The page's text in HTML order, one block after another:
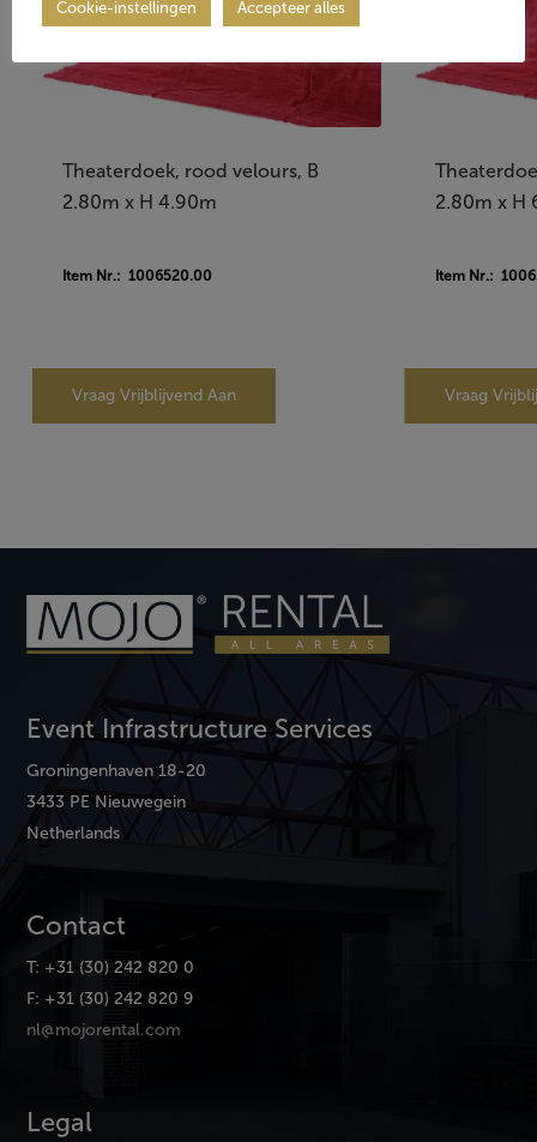
Theaterdoek, rood velours, B
2.80m x H 4.90m
Item Nr.: 1006520.00
Vraag Vrijblijvend Aan
2.80m x H
Item Nr.:
Vraag
Event Infrastructure Services
Groningenhaven 18-20
3433 PE Nieuwegein
Netherlands
Contact
T: +31 (30) 242 820 0
F: +31 (30) 242 820 9
nl@mojorental.com
Legal
Cookie-instellingen Accepteer alles